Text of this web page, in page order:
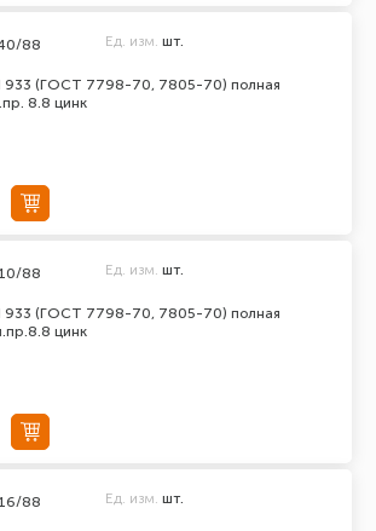
933 (ГОСТ 7798-70, 7805-70) полная
8.8 цинк
88 Ед. изм. шт.
933 (ГОСТ 7798-70, 7805-70) полная
цинк
88 Ед. изм. шт.
88 Ед. изм. шт.